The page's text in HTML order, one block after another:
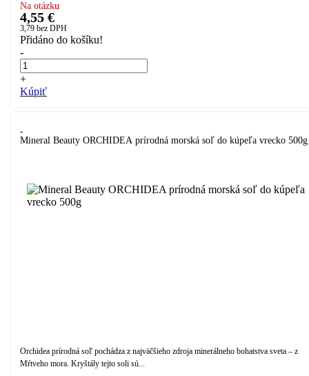
Na otázku
4,55 €
3,79 bez DPH
Přidáno do košíku!
-
+
Kúpiť
Mineral Beauty ORCHIDEA prírodná morská soľ do kúpeľa vrecko 500g
Orchidea prírodná soľ pochádza z najväčšieho zdroja minerálneho bohatstva sveta – z
Mŕtveho mora. Kryštály tejto soli sú...